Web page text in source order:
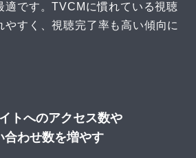
適です。TVCMに慣れている視聴
やすく、視聴完了率も高い傾向に
トへのアクセス数や
合わせ数を増やす